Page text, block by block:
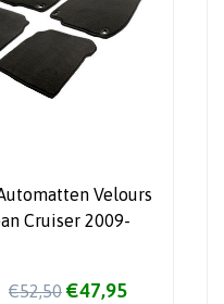
Velours
Cruiser 2009-
€52,50 €47,95